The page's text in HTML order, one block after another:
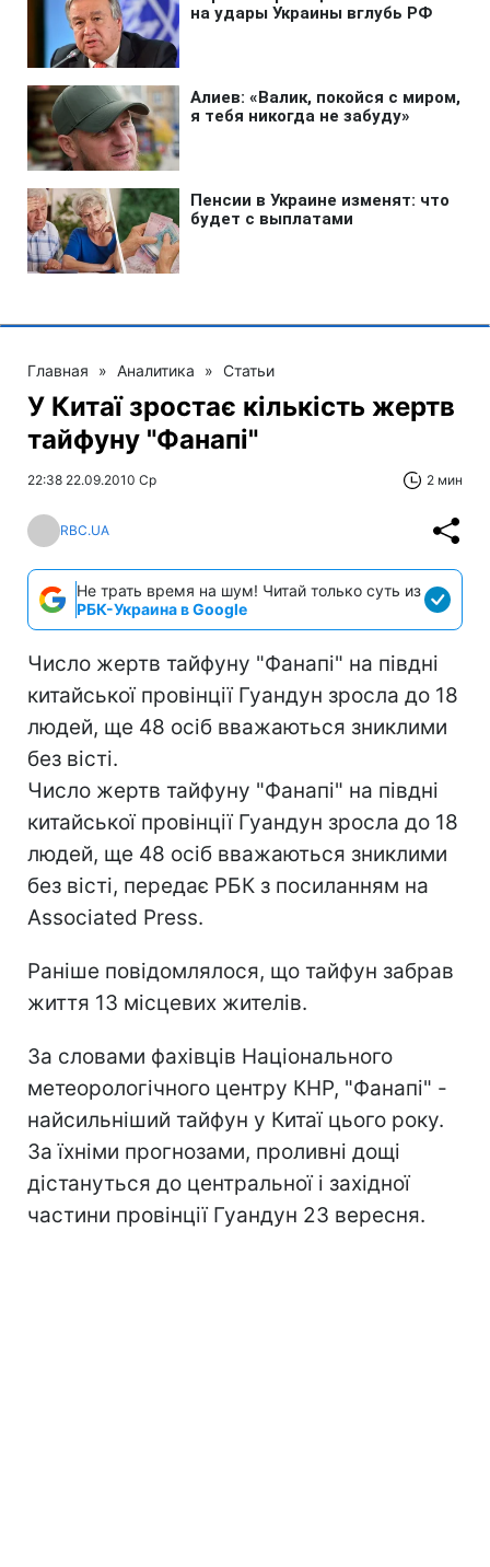
Главная » Аналитика » Статьи
У Китаї зростає кількість жертв
тайфуну "Фанапі"
22:38 22.09.2010 Ср 2 мин
RBC.UA
Не трать время на шум! Читай только суть из
РБК-Украина в Google
Число жертв тайфуну "Фанапі" на півдні
китайської провінції Гуандун зросла до 18
людей, ще 48 осіб вважаються зниклими
без вісті.
Число жертв тайфуну "Фанапі" на півдні
китайської провінції Гуандун зросла до 18
людей, ще 48 осіб вважаються зниклими
без вісті, передає РБК з посиланням на
Associated Press.
Раніше повідомлялося, що тайфун забрав
життя 13 місцевих жителів.
За словами фахівців Національного
метеорологічного центру КНР, "Фанапі" -
найсильніший тайфун у Китаї цього року.
За їхніми прогнозами, проливні дощі
дістануться до центральної і західної
частини провінції Гуандун 23 вересня.